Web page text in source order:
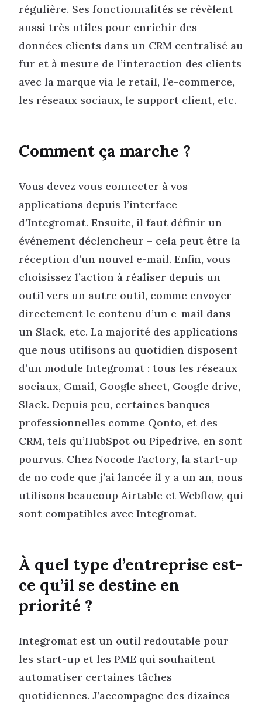
régulière. Ses fonctionnalités se révèlent
aussi très utiles pour enrichir des
données clients dans un CRM centralisé au
fur et à mesure de l’interaction des clients
avec la marque via le retail, l’e-commerce,
les réseaux sociaux, le support client, etc.
Comment ça marche ?
Vous devez vous connecter à vos
applications depuis l’interface
d’Integromat. Ensuite, il faut définir un
événement déclencheur – cela peut être la
réception d’un nouvel e-mail. Enfin, vous
choisissez l’action à réaliser depuis un
outil vers un autre outil, comme envoyer
directement le contenu d’un e-mail dans
un Slack, etc. La majorité des applications
que nous utilisons au quotidien disposent
d’un module Integromat : tous les réseaux
sociaux, Gmail, Google sheet, Google drive,
Slack. Depuis peu, certaines banques
professionnelles comme Qonto, et des
CRM, tels qu’HubSpot ou Pipedrive, en sont
pourvus. Chez Nocode Factory, la start-up
de no code que j’ai lancée il y a un an, nous
utilisons beaucoup Airtable et Webflow, qui
sont compatibles avec Integromat.
À quel type d’entreprise est-
ce qu’il se destine en
priorité ?
Integromat est un outil redoutable pour
les start-up et les PME qui souhaitent
automatiser certaines tâches
quotidiennes. J’accompagne des dizaines